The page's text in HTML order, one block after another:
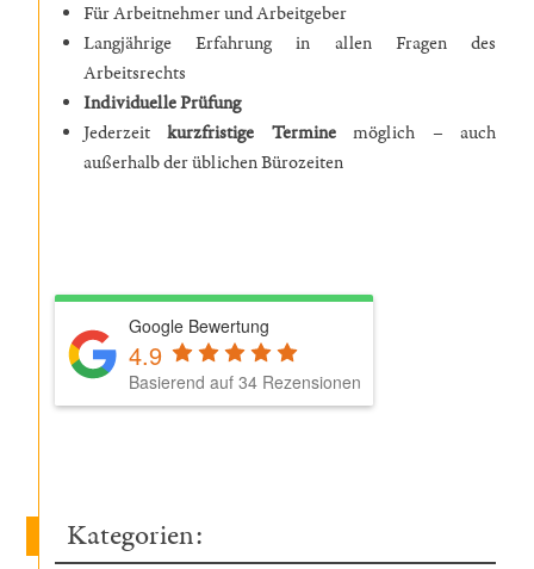
Für Arbeitnehmer und Arbeitgeber
Langjährige Erfahrung in allen Fragen des
Arbeitsrechts
Individuelle Prüfung
Jederzeitkurzfristige Terminemöglich – auch
außerhalb der üblichen Bürozeiten
Google Bewertung
4.9
Basierend auf 34 Rezensionen
Kategorien: